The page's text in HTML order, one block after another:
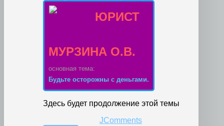
ЮРИСТ
МУРЗИНА О.В.
основная тема:
Будьте осторожны с деньгами.
Здесь будет продолжение этой темы
JComments